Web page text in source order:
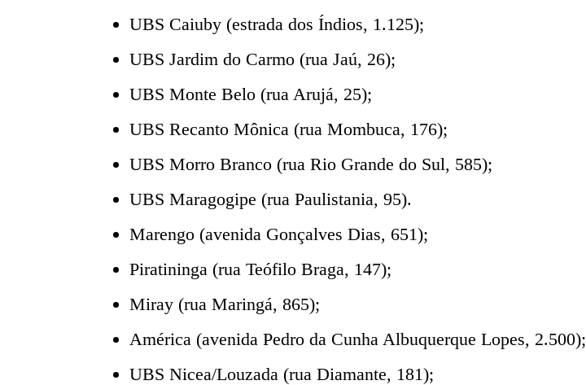
UBS Caiuby (estrada dos Índios, 1.125);
UBS Jardim do Carmo (rua Jaú, 26);
UBS Monte Belo (rua Arujá, 25);
UBS Recanto Mônica (rua Mombuca, 176);
UBS Morro Branco (rua Rio Grande do Sul, 585);
UBS Maragogipe (rua Paulistania, 95).
Marengo (avenida Gonçalves Dias, 651);
Piratininga (rua Teófilo Braga, 147);
Miray (rua Maringá, 865);
América (avenida Pedro da Cunha Albuquerque Lopes, 2.500);
UBS Nicea/Louzada (rua Diamante, 181);